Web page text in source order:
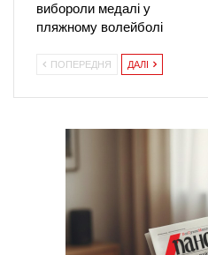
вибороли медалі у
пляжному волейболі
ПОПЕРЕДНЯ ДАЛІ